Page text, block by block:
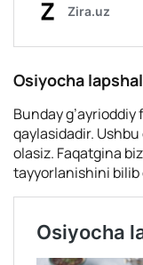
Osiyocha
Bunday
qaylasidadir.
olasiz. Faqatgina
tayyorlanishini bilib